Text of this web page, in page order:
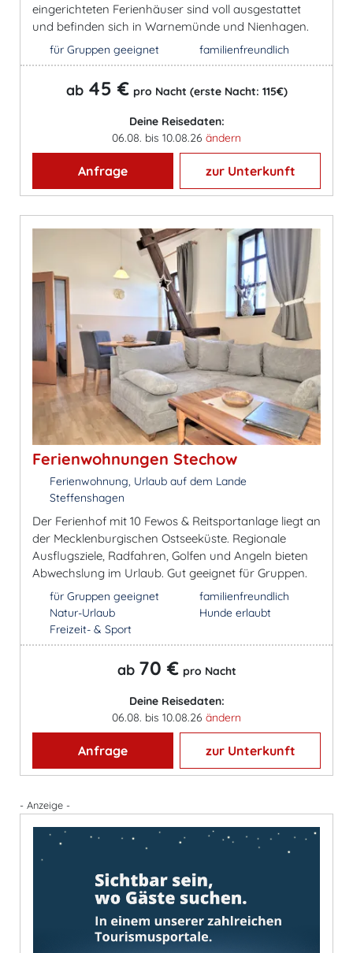
eingerichteten Ferienhäuser sind voll ausgestattet
und befinden sich in Warnemünde und Nienhagen.
für Gruppen geeignet familienfreundlich
ab 45 € pro Nacht (erste Nacht: 115€)
Deine Reisedaten:
06.08. bis 10.08.26 ändern
Anfrage zur Unterkunft
Ferienwohnungen Stechow
Ferienwohnung, Urlaub auf dem Lande
Steffenshagen
Der Ferienhof mit 10 Fewos & Reitsportanlage liegt an
der Mecklenburgischen Ostseeküste. Regionale
Ausflugsziele, Radfahren, Golfen und Angeln bieten
Abwechslung im Urlaub. Gut geeignet für Gruppen.
für Gruppen geeignet
Natur-Urlaub
Freizeit- & Sport
familienfreundlich
Hunde erlaubt
ab 70 € pro Nacht
Deine Reisedaten:
06.08. bis 10.08.26 ändern
Anfrage zur Unterkunft
- Anzeige -